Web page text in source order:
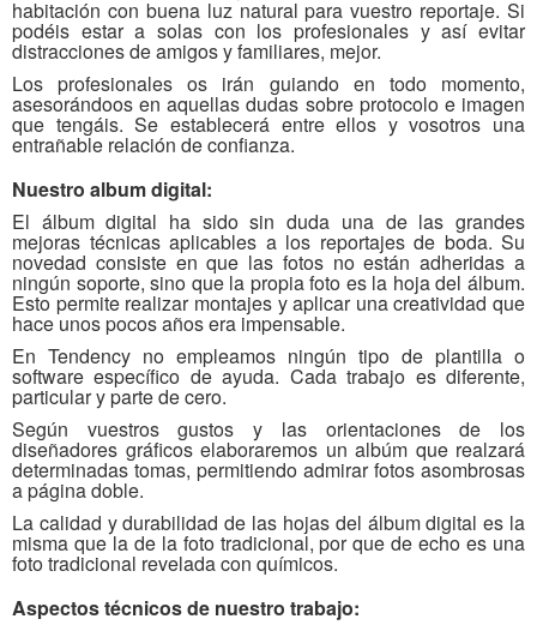
habitación con buena luz natural para vuestro reportaje. Si
podéis estar a solas con los profesionales y así evitar
distracciones de amigos y familiares, mejor.
Los profesionales os irán guiando en todo momento,
asesorándoos en aquellas dudas sobre protocolo e imagen
que tengáis. Se establecerá entre ellos y vosotros una
entrañable relación de confianza.
Nuestro album digital:
El álbum digital ha sido sin duda una de las grandes
mejoras técnicas aplicables a los reportajes de boda. Su
novedad consiste en que las fotos no están adheridas a
ningún soporte, sino que la propia foto es la hoja del álbum.
Esto permite realizar montajes y aplicar una creatividad que
hace unos pocos años era impensable.
En Tendency no empleamos ningún tipo de plantilla o
software específico de ayuda. Cada trabajo es diferente,
particular y parte de cero.
Según vuestros gustos y las orientaciones de los
diseñadores gráficos elaboraremos un albúm que realzará
determinadas tomas, permitiendo admirar fotos asombrosas
a página doble.
La calidad y durabilidad de las hojas del álbum digital es la
misma que la de la foto tradicional, por que de echo es una
foto tradicional revelada con químicos.
Aspectos técnicos de nuestro trabajo: